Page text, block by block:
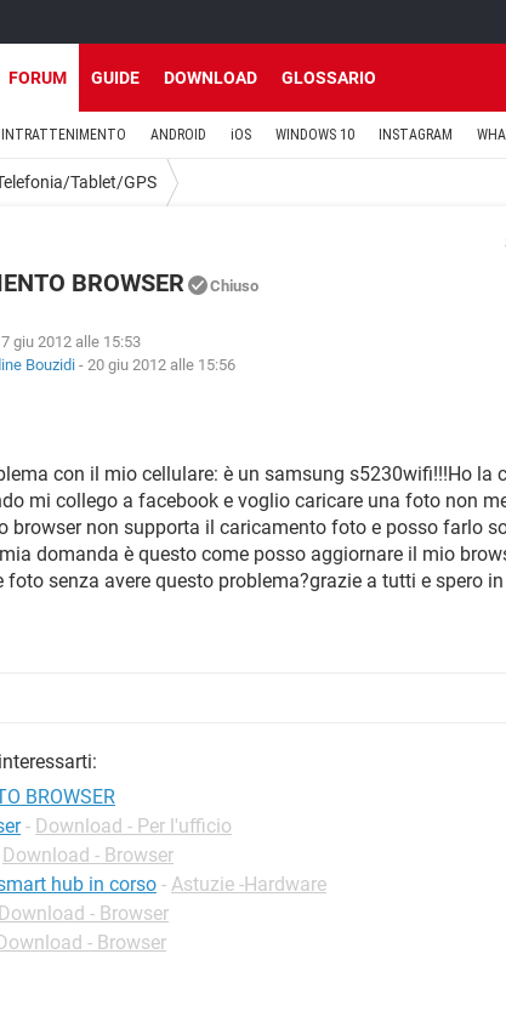
FORUM GUIDE DOWNLOAD GLOSSARIO
INTRATTENIMENTO ANDROID iOS WINDOWS 10 INSTAGRAM
Tablet/GPS
BROWSER Chiuso
giu 2012 alle 15:53
Bouzidi - 20 giu 2012 alle 15:56
con il mio cellulare: è un samsung s5230wifi!!!Ho la
mi collego a facebook e voglio caricare una foto non
browser non supporta il caricamento foto e posso farlo
domanda è questo come posso aggiornare il mio
foto senza avere questo problema?grazie a tutti e spero
BROWSER
- Download - Per l'ufficio
Download - Browser
hub in corso - Astuzie -Hardware
Download - Browser
- Browser